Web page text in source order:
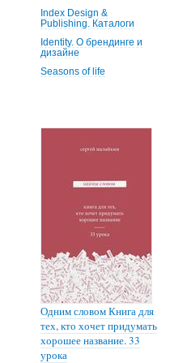
Index Design &
Publishing. Каталоги
Identity. О брендинге и
дизайне
Seasons of life
Одним словом Книга для
тех, кто хочет придумать
хорошее название. 33
урока